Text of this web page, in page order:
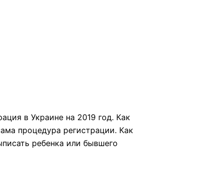
в Украине на 2019 год. Как
процедура регистрации. Как
ребенка или бывшего